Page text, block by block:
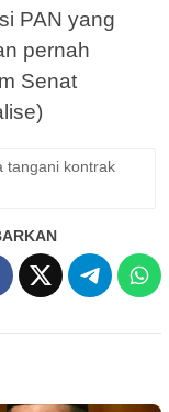
PAN yang
pernah
Senat
tangani kontrak